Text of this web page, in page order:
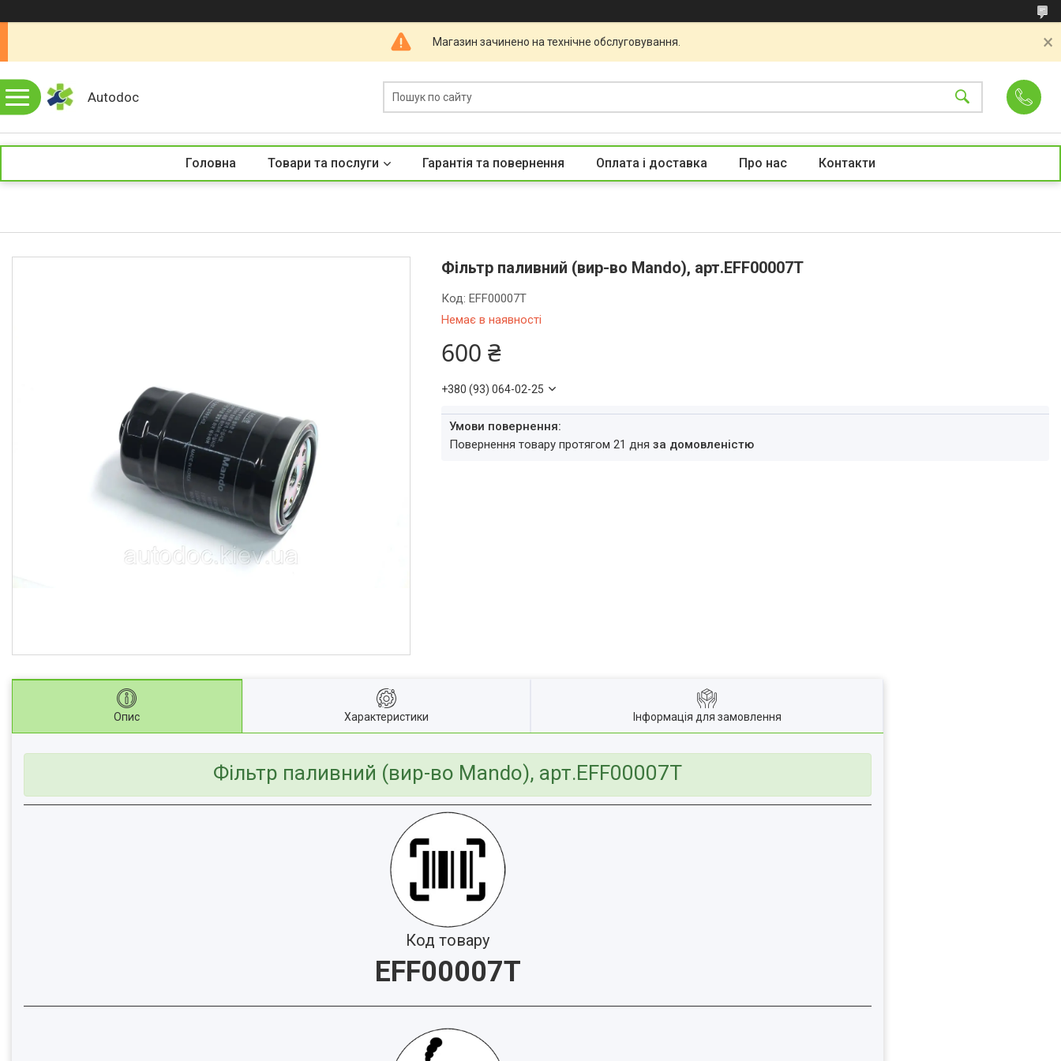
Магазин зачинено на технічне обслуговування.
Autodoc
Головна Товари та послуги Гарантія та повернення Оплата і доставка Про нас Контакти
Фільтр паливний (вир-во Mando), арт.EFF00007T
Немає в наявності
Код:EFF00007T
600 ₴
+380 (93) 064-02-25
повернення товару протягом 21 дняза домовленістю
Опис Характеристики Інформація для замовлення
Фільтр паливний (вир-во Mando), арт.EFF00007T
Код товару
EFF00007T